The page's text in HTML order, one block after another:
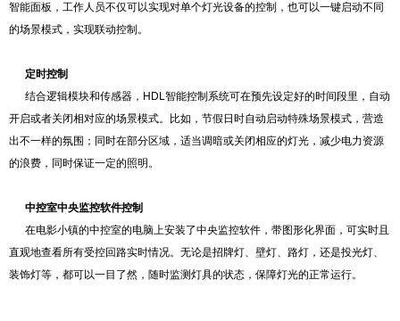
智能面板，工作人员不仅可以实现对单个灯光设备的控制，也可以一键启动不同
的场景模式，实现联动控制。
定时控制
结合逻辑模块和传感器，HDL智能控制系统可在预先设定好的时间段里，自动
开启或者关闭相对应的场景模式。比如，节假日时自动启动特殊场景模式，营造
出不一样的氛围；同时在部分区域，适当调暗或关闭相应的灯光，减少电力资源
的浪费，同时保证一定的照明。
中控室中央监控软件控制
在电影小镇的中控室的电脑上安装了中央监控软件，带图形化界面，可实时且
直观地查看所有受控回路实时情况。无论是招牌灯、壁灯、路灯，还是投光灯、
装饰灯等，都可以一目了然，随时监测灯具的状态，保障灯光的正常运行。